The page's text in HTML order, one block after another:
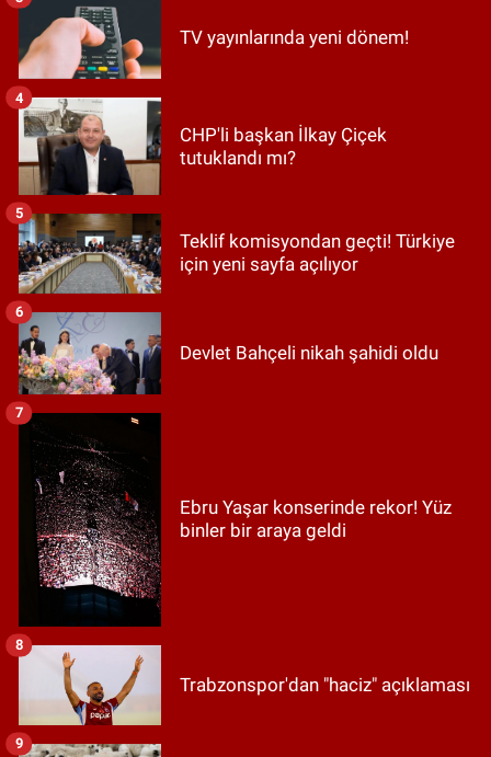
TV yayınlarında yeni dönem!
CHP'li başkan İlkay Çiçek
tutuklandı mı?
4
Teklif komisyondan geçti! Türkiye
için yeni sayfa açılıyor
5
Devlet Bahçeli nikah şahidi oldu
6
Ebru Yaşar konserinde rekor! Yüz
binler bir araya geldi
7
Trabzonspor'dan "haciz" açıklaması
8
9